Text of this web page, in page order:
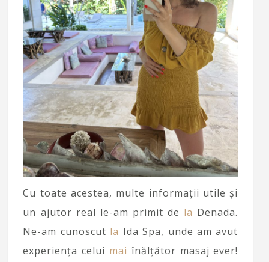
Cu toate acestea, multe informații utile și
un ajutor real le-am primit de la Denada.
Ne-am cunoscut la Ida Spa, unde am avut
experiența celui mai înălțător masaj ever!